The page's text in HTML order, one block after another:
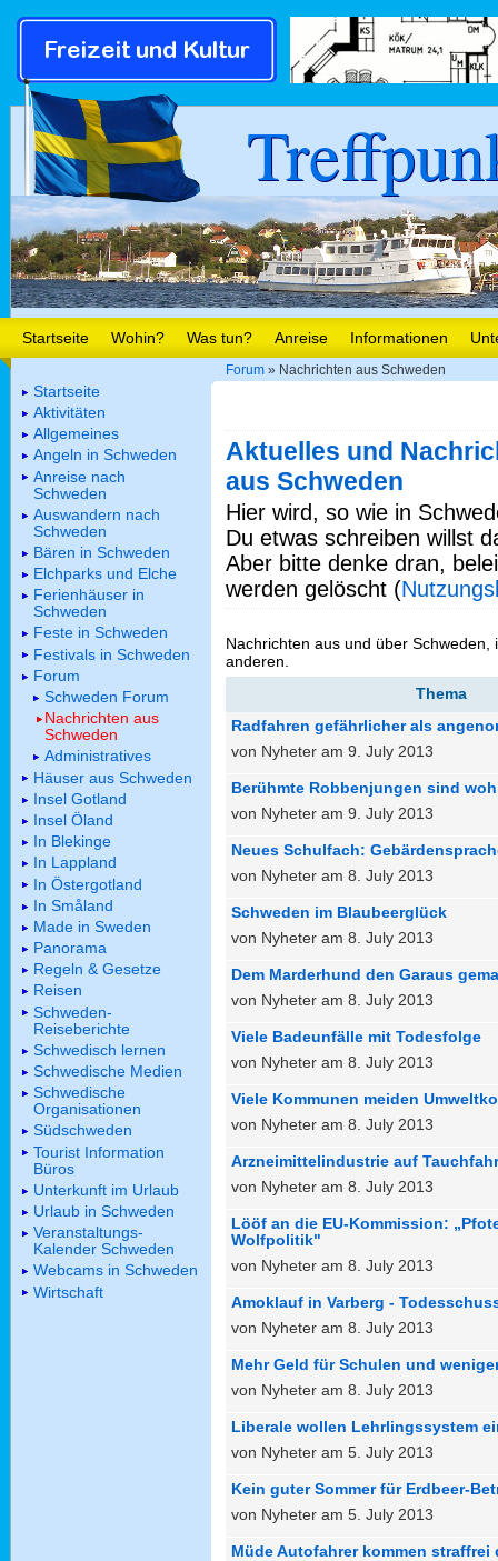
Startseite Wohin? Was tun? Anreise Informationen
Forum » Nachrichten aus Schweden
Aktuelles und
aus Schweden
Hier wird, so wie in
Du etwas schreiben willst
Aber bitte denke dran,
werden gelöscht (
Nachrichten aus und über
anderen.
Thema
Radfahren gefährlicher als
von Nyheter am 9. July 2013
Berühmte Robbenjungen sind
von Nyheter am 9. July 2013
Neues Schulfach:
von Nyheter am 8. July 2013
Schweden im Blaubeerglück
von Nyheter am 8. July 2013
Dem Marderhund den Garaus
von Nyheter am 8. July 2013
Viele Badeunfälle mit Todesfolge
von Nyheter am 8. July 2013
Viele Kommunen meiden
von Nyheter am 8. July 2013
Arzneimittelindustrie auf
von Nyheter am 8. July 2013
Lööf an die EU-Kommission:
Wolfpolitik"
von Nyheter am 8. July 2013
Amoklauf in Varberg -
von Nyheter am 8. July 2013
Mehr Geld für Schulen und
von Nyheter am 8. July 2013
Liberale wollen Lehrlingssystem
von Nyheter am 5. July 2013
Kein guter Sommer für Erdbeer-
von Nyheter am 5. July 2013
Müde Autofahrer kommen straffrei
Startseite
Aktivitäten
Allgemeines
Angeln in Schweden
Anreise nach
Schweden
Auswandern nach
Schweden
Bären in Schweden
Elchparks und Elche
Ferienhäuser in
Schweden
Feste in Schweden
Festivals in Schweden
Forum
Schweden Forum
Nachrichten aus
Schweden
Administratives
Häuser aus Schweden
Insel Gotland
Insel Öland
In Blekinge
In Lappland
In Östergotland
In Småland
Made in Sweden
Panorama
Regeln & Gesetze
Reisen
Schweden-
Reiseberichte
Schwedisch lernen
Schwedische Medien
Schwedische
Organisationen
Südschweden
Tourist Information
Büros
Unterkunft im Urlaub
Urlaub in Schweden
Veranstaltungs-
Kalender Schweden
Webcams in Schweden
Wirtschaft